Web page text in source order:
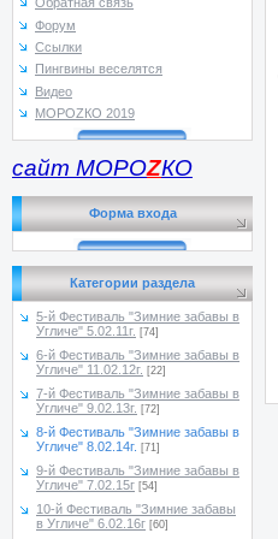
Форум
Ссылки
Пингвины веселятся
Видео
МОРОZКО 2019
сайт МОРОZКО
Форма входа
Категории раздела
5-й Фестиваль "Зимние забавы в
Угличе" 5.02.11г. [74]
6-й Фестиваль "Зимние забавы в
Угличе" 11.02.12г. [22]
7-й Фестиваль "Зимние забавы в
Угличе" 9.02.13г. [72]
8-й Фестиваль "Зимние забавы в
Угличе" 8.02.14г. [71]
9-й Фестиваль "Зимние забавы в
Угличе" 7.02.15г [54]
10-й Фестиваль "Зимние забавы
в Угличе" 6.02.16г [60]